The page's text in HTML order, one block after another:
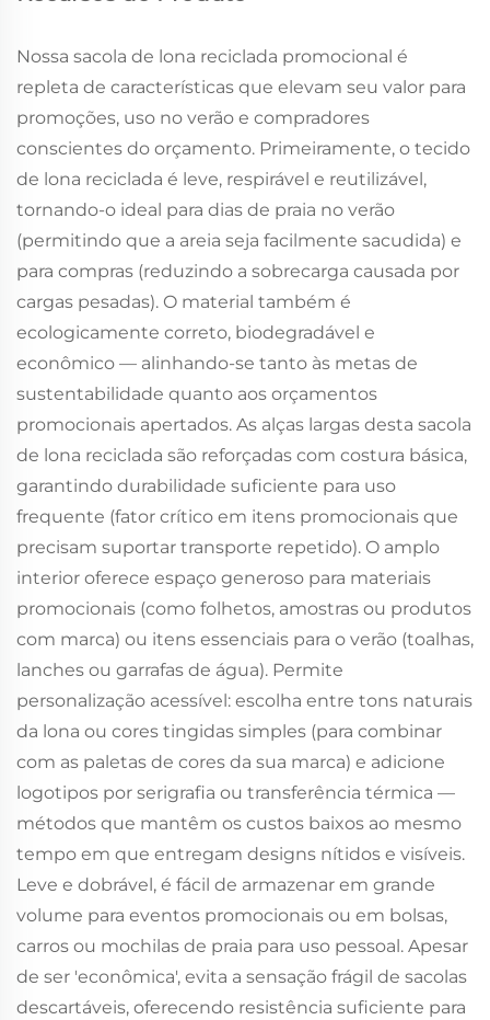
Nossa sacola de lona reciclada promocional é
repleta de características que elevam seu valor para
promoções, uso no verão e compradores
conscientes do orçamento. Primeiramente, o tecido
de lona reciclada é leve, respirável e reutilizável,
tornando-o ideal para dias de praia no verão
(permitindo que a areia seja facilmente sacudida) e
para compras (reduzindo a sobrecarga causada por
cargas pesadas). O material também é
ecologicamente correto, biodegradável e
econômico — alinhando-se tanto às metas de
sustentabilidade quanto aos orçamentos
promocionais apertados. As alças largas desta sacola
de lona reciclada são reforçadas com costura básica,
garantindo durabilidade suficiente para uso
frequente (fator crítico em itens promocionais que
precisam suportar transporte repetido). O amplo
interior oferece espaço generoso para materiais
promocionais (como folhetos, amostras ou produtos
com marca) ou itens essenciais para o verão (toalhas,
lanches ou garrafas de água). Permite
personalização acessível: escolha entre tons naturais
da lona ou cores tingidas simples (para combinar
com as paletas de cores da sua marca) e adicione
logotipos por serigrafia ou transferência térmica —
métodos que mantêm os custos baixos ao mesmo
tempo em que entregam designs nítidos e visíveis.
Leve e dobrável, é fácil de armazenar em grande
volume para eventos promocionais ou em bolsas,
carros ou mochilas de praia para uso pessoal. Apesar
de ser 'econômica', evita a sensação frágil de sacolas
descartáveis, oferecendo resistência suficiente para